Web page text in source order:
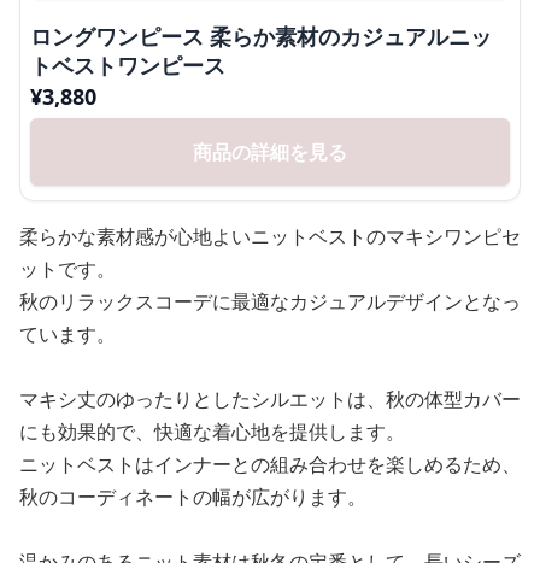
ロングワンピース 柔らか素材のカジュアルニッ
トベストワンピース
¥3,880
商品の詳細を見る
柔らかな素材感が心地よいニットベストのマキシワンピセ
ットです。
秋のリラックスコーデに最適なカジュアルデザインとなっ
ています。
マキシ丈のゆったりとしたシルエットは、秋の体型カバー
にも効果的で、快適な着心地を提供します。
ニットベストはインナーとの組み合わせを楽しめるため、
秋のコーディネートの幅が広がります。